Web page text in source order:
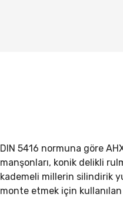
DIN 5416 normuna göre
manşonları, konik delikli
kademeli millerin silindirik
monte etmek için kullanılan